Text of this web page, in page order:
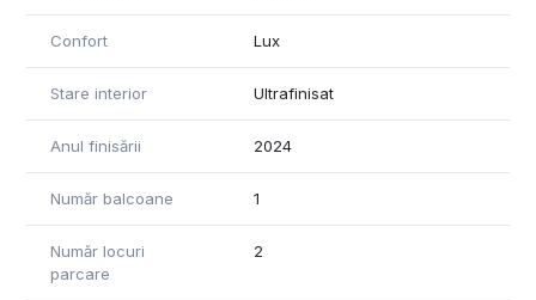
ultrafinisate, echipate modern și gândite pentru confortul
zilnic.
Terasa de 11 mp este locul perfect pentru a savura o cafea
dimineața sau pentru momente de relaxare cu o vedere
liniștitoare către lac.
Finisaje de lux, tapet și detalii premium
Zonă de living + dining extrem de luminoasă
Confort Lux
Stare interior Ultrafinisat
Anul finisării 2024
Număr balcoane 1
Număr locuri
parcare
2